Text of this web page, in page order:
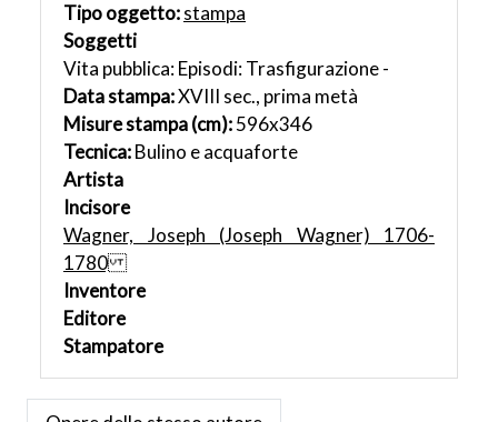
Tipo oggetto:stampa
Soggetti
Vita pubblica: Episodi: Trasfigurazione -
Data stampa:XVIII sec., prima metà
Misure stampa (cm):596x346
Tecnica:Bulino e acquaforte
Artista
Incisore
Wagner, Joseph (Joseph Wagner) 1706-
1780
Inventore
Editore
Stampatore